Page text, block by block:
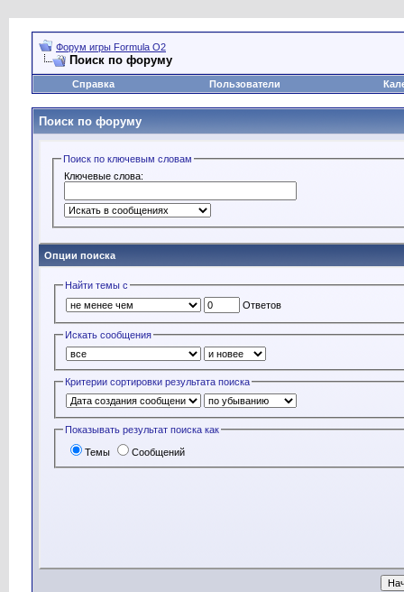
Форум игры Formula O2
Поиск по форуму
Справка Пользователи
Поиск по форуму
Поиск по ключевым словам
Ключевые слова:
Опции поиска
Найти темы с
Ответов
Искать сообщения
Критерии сортировки результата поиска
Показывать результат поиска как
Темы Сообщений